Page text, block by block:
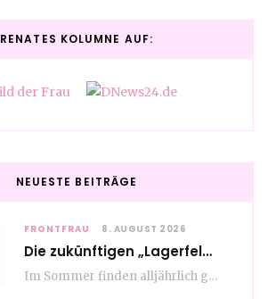
RENATES KOLUMNE AUF:
NEUESTE BEITRÄGE
FRONTFRAU 8. AUGUST 2026
Die zukünftigen „Lagerfelds“ – Fashion made in Hamburg
Im Sommer finden alljährlich gleich mehrere bemerkenswerte Modeveranstaltungen an Hochschulen für Modemanagement und Design in…